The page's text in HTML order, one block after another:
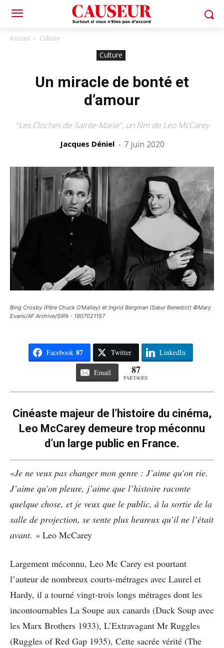
Accueil Culture
Culture
Un miracle de bonté et
d’amour
"Les Cloches de Sainte-Marie", un film de Leo McCarey
Jacques Déniel - 7 juin 2020
Bing Crosby (Père Chuck O'Malley) et Ingrid Bergman (Sœur Benedict) ©Mary
Evans/AF Archive/SIPA - 1907021157
Facebook 87 Twitter LinkedIn
Email 87
PARTAGES
Cinéaste majeur de l’histoire du cinéma,
Leo McCarey demeure trop méconnu
d’un large public en France.
«Je ne veux pas changer mon genre : J’aime qu’on rie.
J’aime qu’on pleure, j’aime que l’histoire raconte
quelque chose, et je veux que le public, à la sortie de la
salle de projection, se sente plus heureux qu’il ne l’était
avant. » Leo McCarey
Largement méconnu, Leo Mc Carey est pourtant
l’auteur de nombreux courts-métrages avec Laurel et
Hardy, il a tourné vingt-trois longs métrages dont les
incontournables La Soupe aux canards (Duck Soup avec
les Marx Brothers 1933), L’Extravagant Mr Ruggles
(Ruggles of Red Gap 1935), Cette sacrée vérité (The